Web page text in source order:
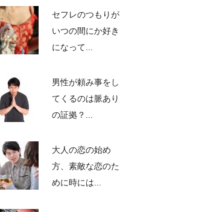
セフレのつもりが
いつの間にか好き
になって...
男性が頼み事をし
てくるのは脈あり
の証拠？...
大人の恋の始め
方、素敵な恋のた
めに時には...